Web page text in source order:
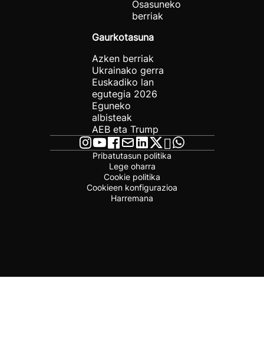
Osasuneko
berriak
Gaurkotasuna
Azken berriak
Ukrainako gerra
Euskadiko lan
egutegia 2026
Eguneko
albisteak
AEB eta Trump
Pribatutasun politika
Lege oharra
Cookie politika
Cookieen konfigurazioa
Harremana